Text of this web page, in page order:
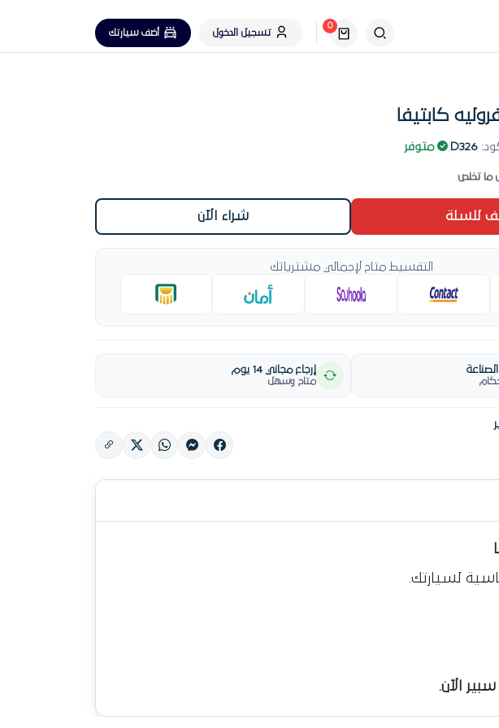
0
تسجيل الدخول
أضف سيارتك
كابتيفا
D326 متوفر
مطلوب حالياً
ما تخلص
يوم
للسلة شراء الآن
التقسيط متاح لإجمالي مشترياتك
إرجاع مجاني 14 يوم
متاح وسهل
لسيارتك.
الآن.